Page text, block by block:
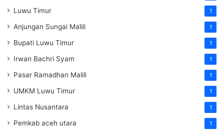
Luwu Timur 1
Anjungan Sungai Malili 1
Bupati Luwu Timur 1
Irwan Bachri Syam 1
Pasar Ramadhan Malili 1
UMKM Luwu Timur 1
Lintas Nusantara 1
Pemkab aceh utara 1